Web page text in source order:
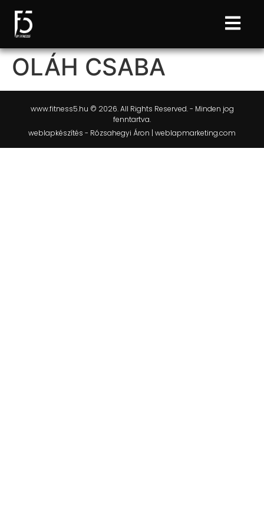
OLÁH CSABA
www.fitness5.hu © 2026. All Rights Reserved. - Minden jog
fenntartva.
weblapkészítés - Rózsahegyi Áron | weblapmarketing.com